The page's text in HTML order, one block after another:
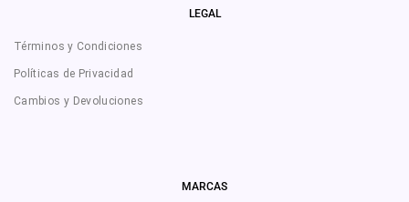
LEGAL
Términos y Condiciones
Políticas de Privacidad
Cambios y Devoluciones
MARCAS